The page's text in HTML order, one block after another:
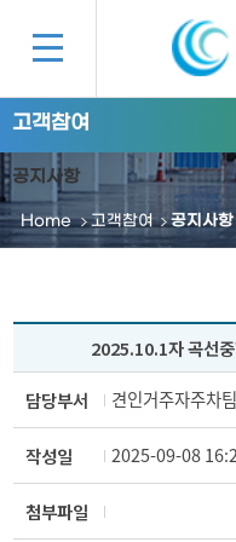
고객참여
공지사항
Home 고객참여 공지사항
2025.10.1자 곡선
담당부서 견인거주자주차팀
작성일 2025-09-08
첨부파일